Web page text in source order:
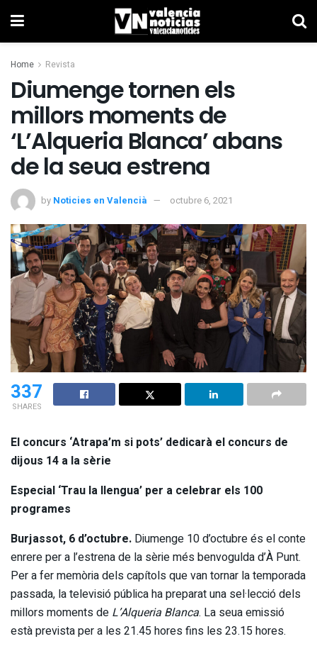
Home Revista
Diumenge tornen els
millors moments de
‘L’Alqueria Blanca’ abans
de la seua estrena
by Noticies en Valencià octubre 6, 2021
337
SHARES
El concurs ‘Atrapa’m si pots’ dedicarà el concurs de
dijous 14 a la sèrie
Especial ‘Trau la llengua’ per a celebrar els 100
programes
Burjassot, 6 d’octubre. Diumenge 10 d’octubre és el conte
enrere per a l’estrena de la sèrie més benvogulda d’À Punt.
Per a fer memòria dels capítols que van tornar la temporada
passada, la televisió pública ha preparat una sel·lecció dels
millors moments de L’Alqueria Blanca. La seua emissió
està prevista per a les 21.45 hores fins les 23.15 hores.